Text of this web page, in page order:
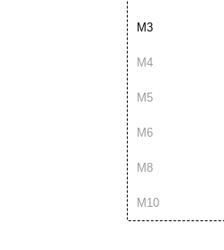
М3
М4
М5
М6
М8
М10